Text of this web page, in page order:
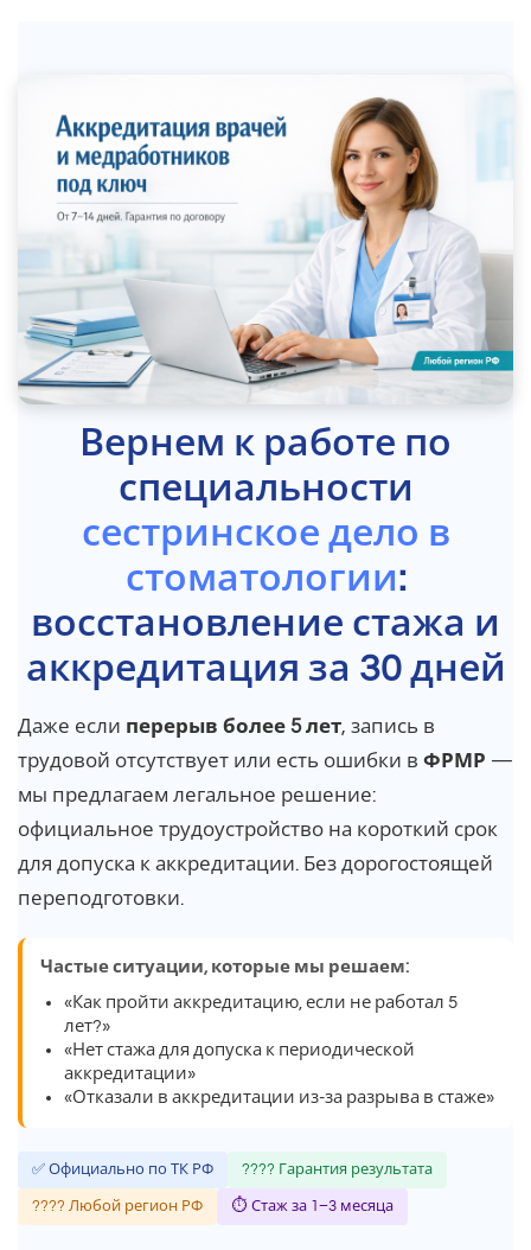
Вернем к работе по
специальности
сестринское дело в
стоматологии:
восстановление стажа и
аккредитация за 30 дней
Даже если перерыв более 5 лет, запись в
трудовой отсутствует или есть ошибки в ФРМР —
мы предлагаем легальное решение:
официальное трудоустройство на короткий срок
для допуска к аккредитации. Без дорогостоящей
переподготовки.
Частые ситуации, которые мы решаем:
«Как пройти аккредитацию, если не работал 5
лет?»
«Нет стажа для допуска к периодической
аккредитации»
«Отказали в аккредитации из-за разрыва в стаже»
✅ Официально по ТК РФ ???? Гарантия результата
???? Любой регион РФ ⏱ Стаж за 1–3 месяца